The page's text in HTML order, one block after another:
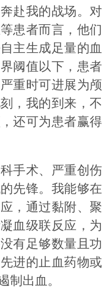
赴我的战场。对
患者而言，他们
主生成足量的血
阈值以下，患者
重时可进展为颅
，我的到来，不
还可为患者赢得
手术、严重创伤
先锋。我能够在
，通过黏附、聚
血级联反应，为
有足够数量且功
进的止血药物或
制出血。